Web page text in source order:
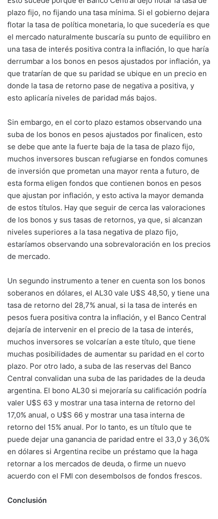
plazo fijo, no fijando una tasa mínima. Si el gobierno dejara
flotar la tasa de política monetaria, lo que sucedería es que
el mercado naturalmente buscaría su punto de equilibro en
una tasa de interés positiva contra la inflación, lo que haría
derrumbar a los bonos en pesos ajustados por inflación, ya
que tratarían de que su paridad se ubique en un precio en
donde la tasa de retorno pase de negativa a positiva, y
esto aplicaría niveles de paridad más bajos.
Sin embargo, en el corto plazo estamos observando una
suba de los bonos en pesos ajustados por finalicen, esto
se debe que ante la fuerte baja de la tasa de plazo fijo,
muchos inversores buscan refugiarse en fondos comunes
de inversión que prometan una mayor renta a futuro, de
esta forma eligen fondos que contienen bonos en pesos
que ajustan por inflación, y esto activa la mayor demanda
de estos títulos. Hay que seguir de cerca las valoraciones
de los bonos y sus tasas de retornos, ya que, si alcanzan
niveles superiores a la tasa negativa de plazo fijo,
estaríamos observando una sobrevaloración en los precios
de mercado.
Un segundo instrumento a tener en cuenta son los bonos
soberanos en dólares, el AL30 vale U$S 48,50, y tiene una
tasa de retorno del 28,7% anual, si la tasa de interés en
pesos fuera positiva contra la inflación, y el Banco Central
dejaría de intervenir en el precio de la tasa de interés,
muchos inversores se volcarían a este título, que tiene
muchas posibilidades de aumentar su paridad en el corto
plazo. Por otro lado, a suba de las reservas del Banco
Central convalidan una suba de las paridades de la deuda
argentina. El bono AL30 si mejoraría su calificación podría
valer U$S 63 y mostrar una tasa interna de retorno del
17,0% anual, o U$S 66 y mostrar una tasa interna de
retorno del 15% anual. Por lo tanto, es un título que te
puede dejar una ganancia de paridad entre el 33,0 y 36,0%
en dólares si Argentina recibe un préstamo que la haga
retornar a los mercados de deuda, o firme un nuevo
acuerdo con el FMI con desembolsos de fondos frescos.
Conclusión